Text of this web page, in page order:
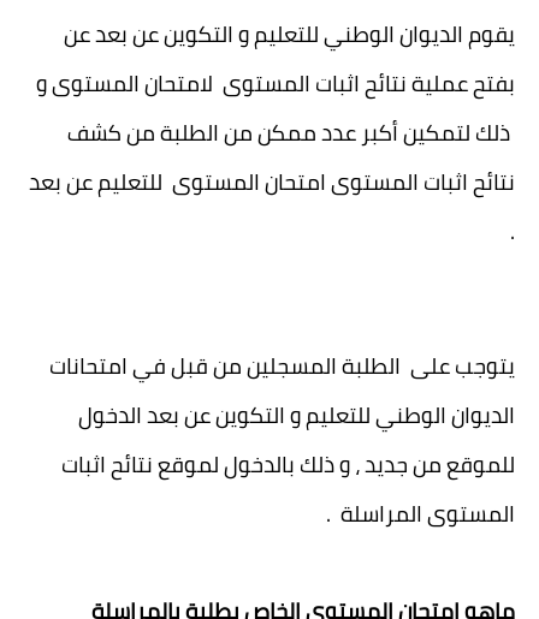
يقوم الديوان الوطني للتعليم و التكوين عن بعد عن
بفتح عملية نتائح اثبات المستوى لامتحان المستوى و
ذلك لتمكين أكبر عدد ممكن من الطلبة من كشف
نتائح اثبات المستوى امتحان المستوى للتعليم عن بعد
.
يتوجب على الطلبة المسجلين من قبل في امتحانات
الديوان الوطني للتعليم و التكوين عن بعد الدخول
للموقع من جديد ، و ذلك بالدخول لموقع نتائح اثبات
المستوى المراسلة .